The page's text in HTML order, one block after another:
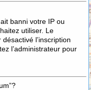
banni votre IP ou
utiliser. Le
l’inscription
l’administrateur pour